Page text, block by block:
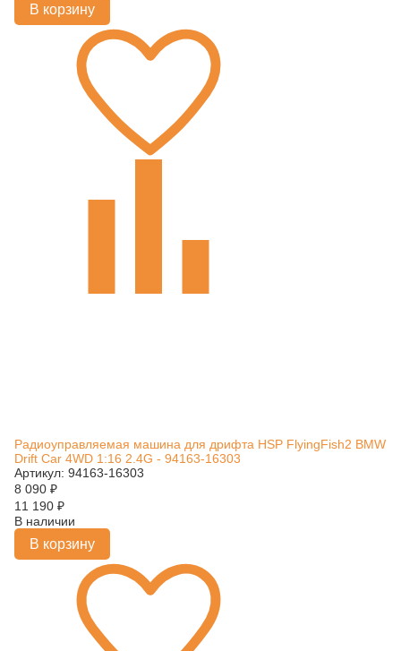
В корзину
Радиоуправляемая машина для дрифта HSP FlyingFish2 BMW
Drift Car 4WD 1:16 2.4G - 94163-16303
Артикул: 94163-16303
8 090 ₽
11 190 ₽
В наличии
В корзину